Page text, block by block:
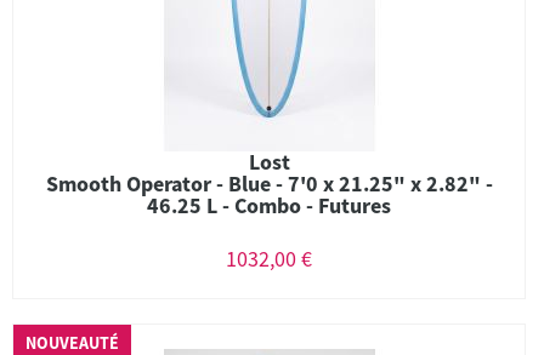
Lost
Smooth Operator - Blue - 7'0 x 21.25" x 2.82" -
46.25 L - Combo - Futures
1032,00 €
NOUVEAUTÉ